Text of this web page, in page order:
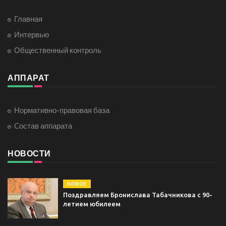
Главная
Интервью
Общественный контроль
АППАРАТ
Нормативно-правовая база
Cостав аппарата
НОВОСТИ
НОВОЕ
Поздравляем Бронислава Табачникова с 90-
летием юбилеем